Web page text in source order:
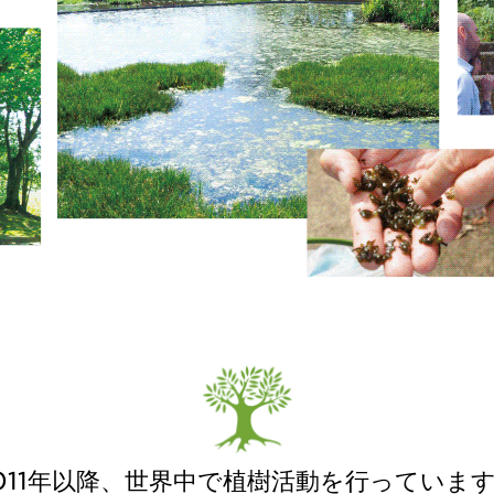
年以降、世界中で植樹活動を行っていま